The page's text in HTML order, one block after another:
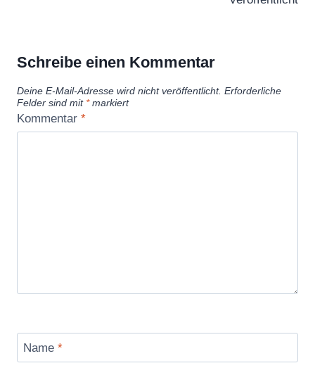
Schreibe einen Kommentar
Deine E-Mail-Adresse wird nicht veröffentlicht. Erforderliche
Felder sind mit *markiert
Kommentar *
Name *